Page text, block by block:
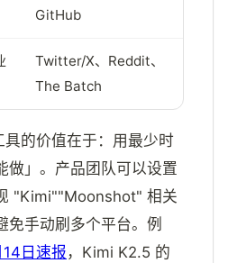
GitHub
Twitter/X、Reddit、
The Batch
具的价值在于：用最少时
做」。产品团队可以设置
"Kimi""Moonshot" 相关
免手动刷多个平台。例
14日速报 ，Kimi K2.5 的